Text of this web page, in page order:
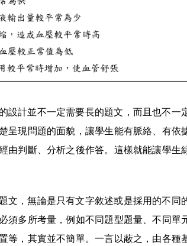
設計並不一定需要長的題文，而且也不一
呈現問題的面貌，讓學生能有脈絡、有依
由判斷、分析之後作答。這樣就能讓學
文，無論是只有文字敘述或是採用的不
須多所考量，例如不同題型題量、不同單
等，其實並不簡單。一言以蔽之，由各種